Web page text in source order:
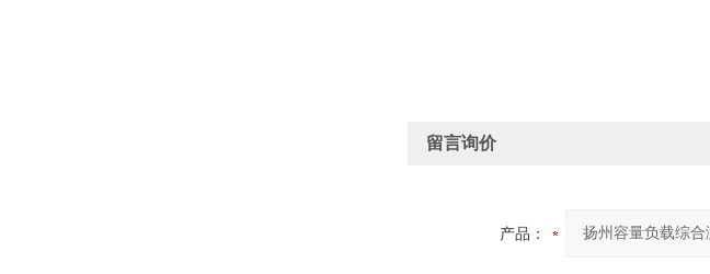
留言询价
产品：